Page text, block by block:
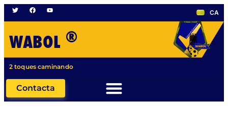
CA
WABOL ®
2 toques caminando
Contacta